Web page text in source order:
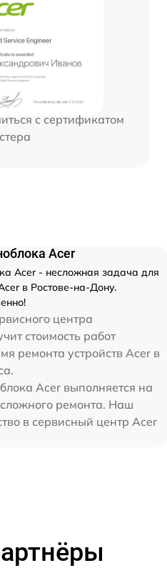
с сертификатом
Acer
Acer - несложная задача для
в Ростове-на-Дону.
центра
стоимость работ
ремонта устройств Acer в
Acer выполняется на
ремонта. Наш
в сервисный центр Acer